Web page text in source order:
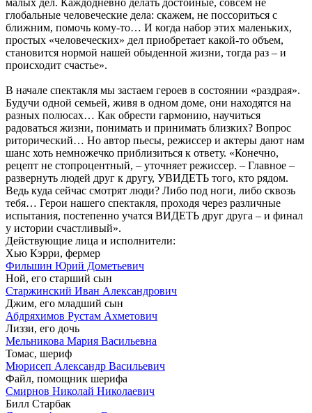
глобальные человеческие дела: скажем, не поссориться с
ближним, помочь кому-то… И когда набор этих маленьких,
простых «человеческих» дел приобретает какой-то объем,
становится нормой нашей обыденной жизни, тогда раз – и
происходит счастье».
В начале спектакля мы застаем героев в состоянии «раздрая».
Будучи одной семьей, живя в одном доме, они находятся на
разных полюсах… Как обрести гармонию, научиться
радоваться жизни, понимать и принимать близких? Вопрос
риторический… Но автор пьесы, режиссер и актеры дают нам
шанс хоть немножечко приблизиться к ответу. «Конечно,
рецепт не стопроцентный, – уточняет режиссер. – Главное –
развернуть людей друг к другу, УВИДЕТЬ того, кто рядом.
Ведь куда сейчас смотрят люди? Либо под ноги, либо сквозь
тебя… Герои нашего спектакля, проходя через различные
испытания, постепенно учатся ВИДЕТЬ друг друга – и финал
у истории счастливый».
Действующие лица и исполнители:
Хью Кэрри, фермер
Фильшин Юрий Дометьевич
Ной, его старший сын
Старжинский Иван Александрович
Джим, его младший сын
Абдряхимов Рустам Ахметович
Лиззи, его дочь
Мельникова Мария Васильевна
Томас, шериф
Мюрисеп Александр Васильевич
Файл, помощник шерифа
Смирнов Николай Николаевич
Билл Старбак